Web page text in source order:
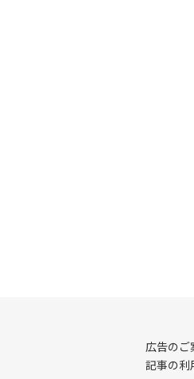
広告のご
記事の利